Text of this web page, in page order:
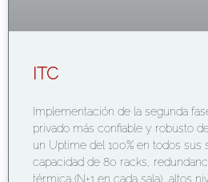
ITC
Implementación de la segunda
privado más confiable y robusto
un Uptime del 100% en todos sus
capacidad de 80 racks,
térmica (N+1 en cada sala), altos